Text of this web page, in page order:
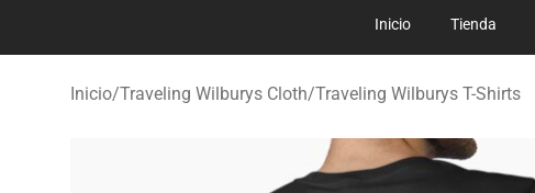
Inicio Tienda
Inicio/Traveling Wilburys Cloth/Traveling Wilburys T-Shirts